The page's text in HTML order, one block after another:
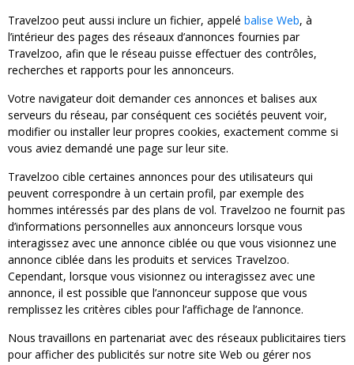
Travelzoo peut aussi inclure un fichier, appelé balise Web, à
l’intérieur des pages des réseaux d’annonces fournies par
Travelzoo, afin que le réseau puisse effectuer des contrôles,
recherches et rapports pour les annonceurs.
Votre navigateur doit demander ces annonces et balises aux
serveurs du réseau, par conséquent ces sociétés peuvent voir,
modifier ou installer leur propres cookies, exactement comme si
vous aviez demandé une page sur leur site.
Travelzoo cible certaines annonces pour des utilisateurs qui
peuvent correspondre à un certain profil, par exemple des
hommes intéressés par des plans de vol. Travelzoo ne fournit pas
d’informations personnelles aux annonceurs lorsque vous
interagissez avec une annonce ciblée ou que vous visionnez une
annonce ciblée dans les produits et services Travelzoo.
Cependant, lorsque vous visionnez ou interagissez avec une
annonce, il est possible que l’annonceur suppose que vous
remplissez les critères cibles pour l’affichage de l’annonce.
Nous travaillons en partenariat avec des réseaux publicitaires tiers
pour afficher des publicités sur notre site Web ou gérer nos